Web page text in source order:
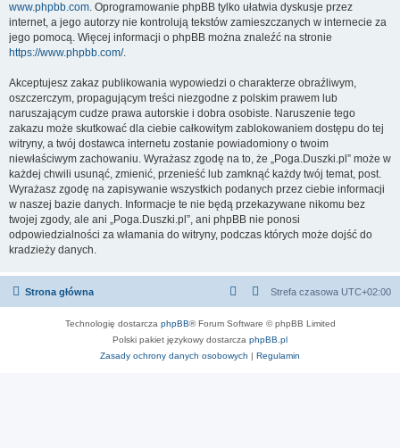
www.phpbb.com. Oprogramowanie phpBB tylko ułatwia dyskusje przez
internet, a jego autorzy nie kontrolują tekstów zamieszczanych w internecie za
jego pomocą. Więcej informacji o phpBB można znaleźć na stronie
https://www.phpbb.com/.
Akceptujesz zakaz publikowania wypowiedzi o charakterze obraźliwym,
oszczerczym, propagującym treści niezgodne z polskim prawem lub
naruszającym cudze prawa autorskie i dobra osobiste. Naruszenie tego
zakazu może skutkować dla ciebie całkowitym zablokowaniem dostępu do tej
witryny, a twój dostawca internetu zostanie powiadomiony o twoim
niewłaściwym zachowaniu. Wyrażasz zgodę na to, że „Poga.Duszki.pl” może w
każdej chwili usunąć, zmienić, przenieść lub zamknąć każdy twój temat, post.
Wyrażasz zgodę na zapisywanie wszystkich podanych przez ciebie informacji
w naszej bazie danych. Informacje te nie będą przekazywane nikomu bez
twojej zgody, ale ani „Poga.Duszki.pl”, ani phpBB nie ponosi
odpowiedzialności za włamania do witryny, podczas których może dojść do
kradzieży danych.
Strona główna Strefa czasowa UTC+02:00
Technologię dostarcza phpBB® Forum Software © phpBB Limited
Polski pakiet językowy dostarcza phpBB.pl
Zasady ochrony danych osobowych | Regulamin